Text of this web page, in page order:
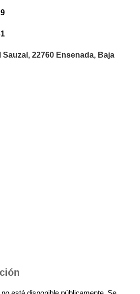
Sauzal, 22760 Ensenada, Baja